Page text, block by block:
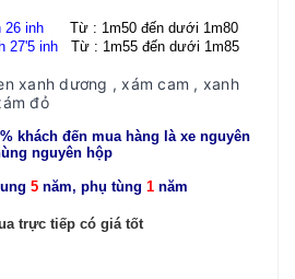
26 inh Từ : 1m50 đến dưới 1m80
27'5 inh Từ : 1m55 đến dưới 1m85
xanh dương , xám cam , xanh
đỏ
khách đến mua hàng là xe nguyên
nguyên hộp
5 năm, phụ tùng 1 năm
trực tiếp có giá tốt